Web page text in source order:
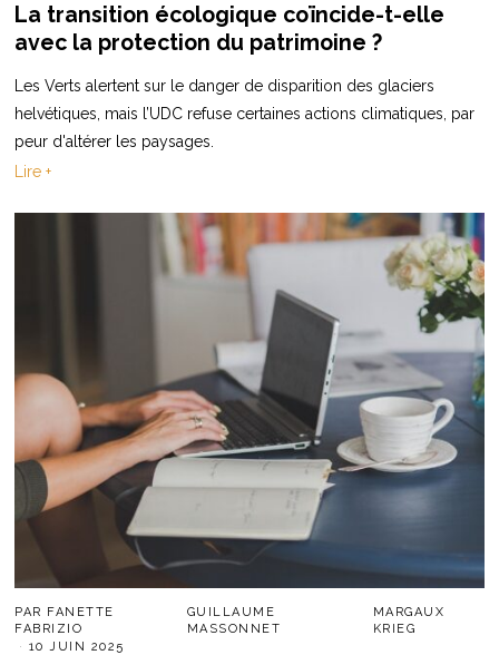
La transition écologique coïncide-t-elle
avec la protection du patrimoine ?
Les Verts alertent sur le danger de disparition des glaciers
helvétiques, mais l’UDC refuse certaines actions climatiques, par
peur d'altérer les paysages.
Lire +
PAR
FANETTE
FABRIZIO
GUILLAUME
MASSONNET
MARGAUX
KRIEG
10 JUIN 2025